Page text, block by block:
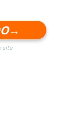
site